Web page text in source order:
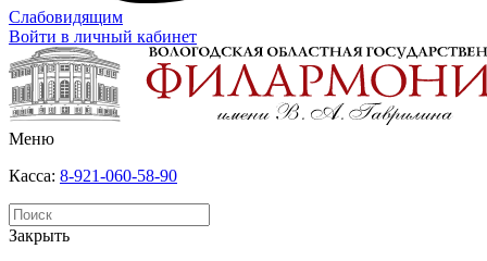
Слабовидящим
Войти в личный кабинет
Меню
Касса: 8-921-060-58-90
Закрыть